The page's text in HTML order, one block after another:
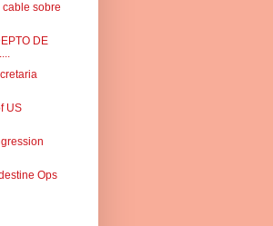
cable sobre
DE
US
Ops